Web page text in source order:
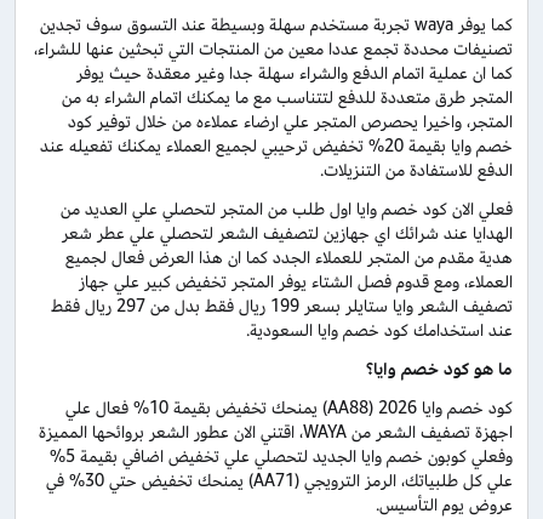
كما يوفر waya تجربة مستخدم سهلة وبسيطة عند التسوق سوف تجدين
تصنيفات محددة تجمع عددا معين من المنتجات التي تبحثين عنها للشراء،
كما ان عملية اتمام الدفع والشراء سهلة جدا وغير معقدة حيث يوفر
المتجر طرق متعددة للدفع لتتناسب مع ما يمكنك اتمام الشراء به من
المتجر، واخيرا يحصرص المتجر علي ارضاء عملاءه من خلال توفير كود
خصم وايا بقيمة 20% تخفيض ترحيبي لجميع العملاء يمكنك تفعيله عند
الدفع للاستفادة من التنزيلات.
فعلي الان كود خصم وايا اول طلب من المتجر لتحصلي علي العديد من
الهدايا عند شرائك اي جهازين لتصفيف الشعر لتحصلي علي عطر شعر
هدية مقدم من المتجر للعملاء الجدد كما ان هذا العرض فعال لجميع
العملاء، ومع قدوم فصل الشتاء يوفر المتجر تخفيض كبير علي جهاز
تصفيف الشعر وايا ستايلر بسعر 199 ريال فقط بدل من 297 ريال فقط
عند استخدامك كود خصم وايا السعودية.
ما هو كود خصم وايا؟
كود خصم وايا 2026 (AA88) يمنحك تخفيض بقيمة 10% فعال علي
اجهزة تصفيف الشعر من WAYA، اقتني الان عطور الشعر بروائحها المميزة
وفعلي كوبون خصم وايا الجديد لتحصلي علي تخفيض اضافي بقيمة 5%
علي كل طلبياتك، الرمز الترويجي (AA71) يمنحك تخفيض حتي 30% في
عروض يوم التأسيس.